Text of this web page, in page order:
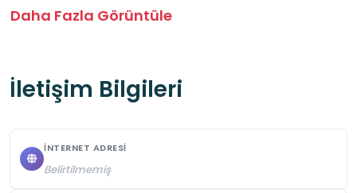
satış noktaları bulunmamaktadır. Ziyaretçilerin
Engebeli ve kayalık zemin nedeniyle rahat,
giyilmesi; yaz aylarında şapka ve güneşten
Daha Fazla Görüntüle
İletişim Bilgileri
İNTERNET ADRESI
Belirtilmemiş